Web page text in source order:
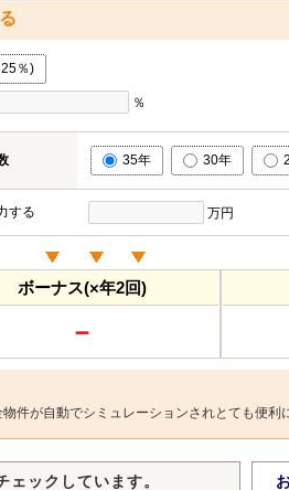
％)
％
35年 30年
する 万円
ボーナス(×年2回)
－
件が自動でシミュレーションされとても便利
ックしています。